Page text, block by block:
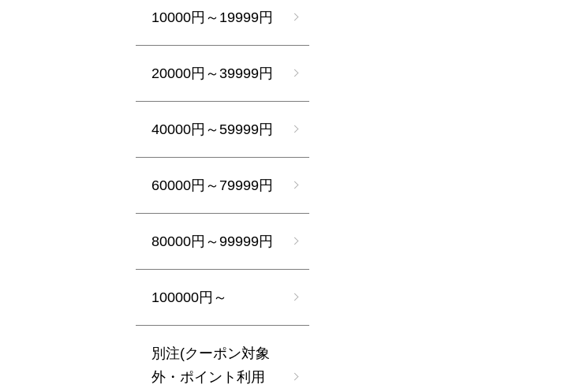
10000円～19999円
20000円～39999円
40000円～59999円
60000円～79999円
80000円～99999円
100000円～
別注(クーポン対象
外・ポイント利用